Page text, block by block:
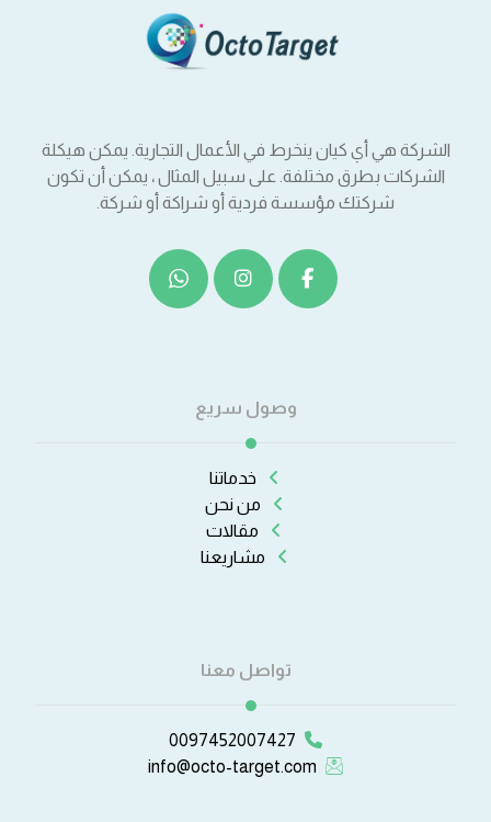
الشركة هي أي كيان ينخرط في الأعمال التجارية. يمكن هيكلة
الشركات بطرق مختلفة. على سبيل المثال ، يمكن أن تكون
شركتك مؤسسة فردية أو شراكة أو شركة.
وصول سريع
خدماتنا
من نحن
مقالات
مشاريعنا
تواصل معنا
0097452007427
info@octo-target.com